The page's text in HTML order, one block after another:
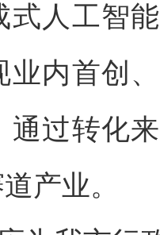
式人工智
业内首创
通过转化
产业。